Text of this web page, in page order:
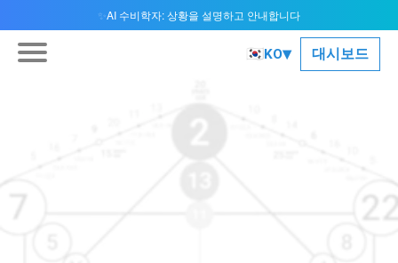
🇰🇷KO▾ 대시보드
✨AI 수비학자: 상황을 설명하고 안내합니다